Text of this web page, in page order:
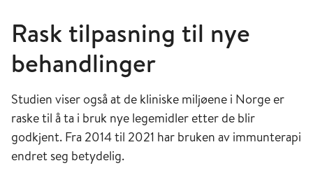
Rask tilpasning til nye
behandlinger
Studien viser også at de kliniske miljøene i Norge er
raske til å ta i bruk nye legemidler etter de blir
godkjent. Fra 2014 til 2021 har bruken av immunterapi
endret seg betydelig.